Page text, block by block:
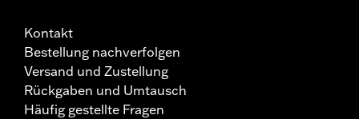
System des Fahrzeugs verursachen. Lass Dich von
Deinem Händler über den Stromverbrauch von
elektrischem Zubehör beraten.
Kontakt
Bestellung nachverfolgen
Versand und Zustellung
Rückgaben und Umtausch
Häufig gestellte Fragen